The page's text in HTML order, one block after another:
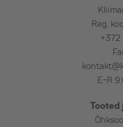
ühe (kuni 50 cm
v.a armeeritud
punane tellis jms
elektertoidet:
kuni 2,5 m
seadme
seadme testimist.
Reg.
E-R
Tooted